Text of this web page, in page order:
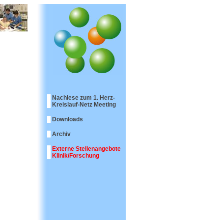
Nachlese zum 1. Herz-
Kreislauf-Netz Meeting
Downloads
Archiv
Externe Stellenangebote
Klinik/Forschung